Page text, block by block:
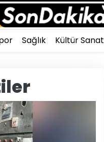
Sağlık Kültür Sanat